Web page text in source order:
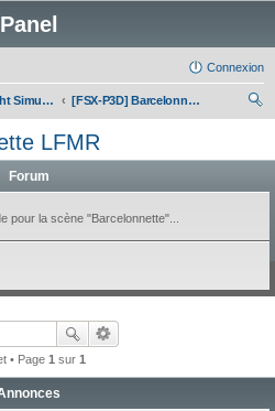
Panel
Connexion
Microsoft Flight Simulator X - Prepar3D
[FSX-P3D] Barcelonnette LFMR
LFMR
Forum
pour la scène "Barcelonnette"...
• Page 1 sur 1